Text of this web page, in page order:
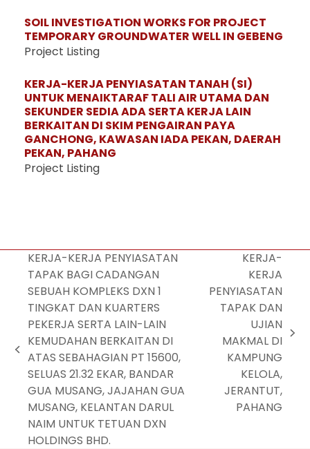
SOIL INVESTIGATION WORKS FOR PROJECT
TEMPORARY GROUNDWATER WELL IN GEBENG
Project Listing
KERJA-KERJA PENYIASATAN TANAH (SI)
UNTUK MENAIKTARAF TALI AIR UTAMA DAN
SEKUNDER SEDIA ADA SERTA KERJA LAIN
BERKAITAN DI SKIM PENGAIRAN PAYA
GANCHONG, KAWASAN IADA PEKAN, DAERAH
PEKAN, PAHANG
Project Listing
KERJA-KERJA PENYIASATAN
TAPAK BAGI CADANGAN
SEBUAH KOMPLEKS DXN 1
TINGKAT DAN KUARTERS
PEKERJA SERTA LAIN-LAIN
KEMUDAHAN BERKAITAN DI
ATAS SEBAHAGIAN PT 15600,
SELUAS 21.32 EKAR, BANDAR
GUA MUSANG, JAJAHAN GUA
MUSANG, KELANTAN DARUL
NAIM UNTUK TETUAN DXN
HOLDINGS BHD.
KERJA-
KERJA
PENYIASATAN
TAPAK DAN
UJIAN
MAKMAL DI
KAMPUNG
KELOLA,
JERANTUT,
PAHANG